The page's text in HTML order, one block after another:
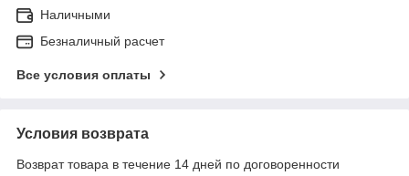
Наличными
Безналичный расчет
Все условия оплаты
Условия возврата
Возврат товара в течение 14 дней по договоренности